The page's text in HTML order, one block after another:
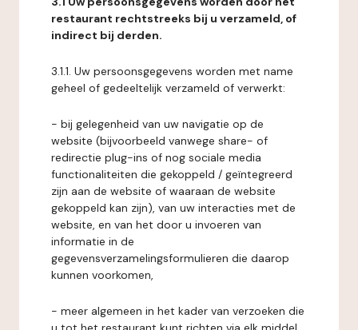
restaurant rechtstreeks bij u verzameld, of
indirect bij derden.
3.1.1. Uw persoonsgegevens worden met name
geheel of gedeeltelijk verzameld of verwerkt:
- bij gelegenheid van uw navigatie op de
website (bijvoorbeeld vanwege share- of
redirectie plug-ins of nog sociale media
functionaliteiten die gekoppeld / geïntegreerd
zijn aan de website of waaraan de website
gekoppeld kan zijn), van uw interacties met de
website, en van het door u invoeren van
informatie in de
gegevensverzamelingsformulieren die daarop
kunnen voorkomen,
- meer algemeen in het kader van verzoeken die